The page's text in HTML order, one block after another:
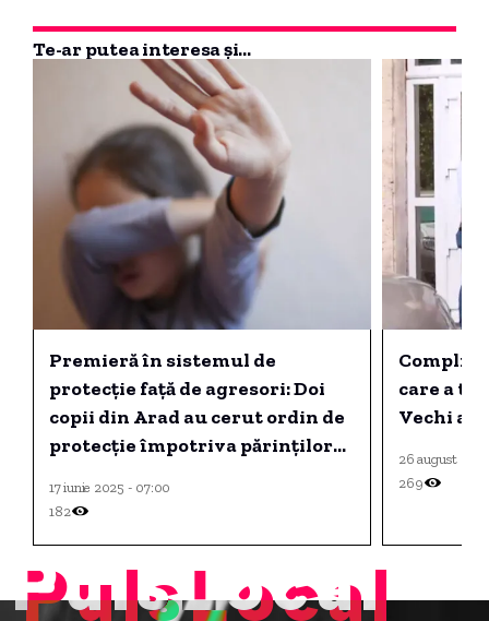
Te-ar putea interesa și...
Premieră în sistemul de
protecție față de agresori: Doi
copii din Arad au cerut ordin de
protecție împotriva părinților
17 iunie 2025 - 07:00
182
care a
Vechi a
26 august
269
PulsLocal